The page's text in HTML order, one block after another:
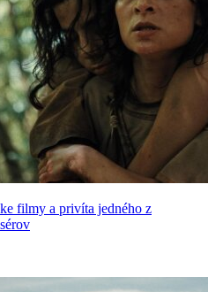
filmy a privíta jedného z